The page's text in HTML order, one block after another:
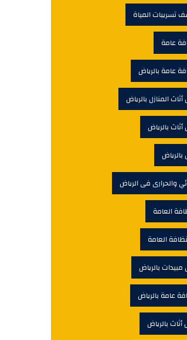
المياة
عامة
عامة بالرياض
المنازل بالرياض
بالرياض
والحرارى فى الرياض
العامة
العامة
بالرياض
عامة بالرياض
بالرياض